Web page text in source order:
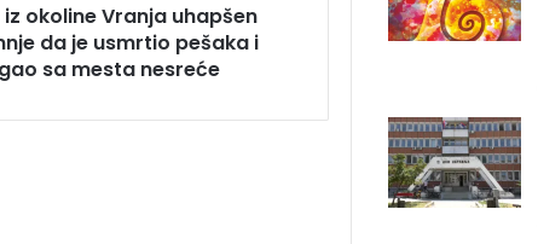
okoline Vranja uhapšen
da je usmrtio pešaka i
sa mesta nesreće